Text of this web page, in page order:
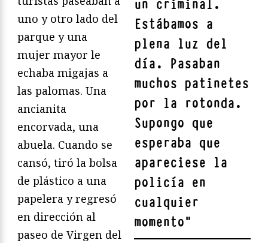
un criminal.
Estábamos a
plena luz del
día. Pasaban
muchos patinetes
por la rotonda.
Supongo que
esperaba que
apareciese la
policía en
cualquier
momento"
uno y otro lado del
parque y una
mujer mayor le
echaba migajas a
las palomas. Una
ancianita
encorvada, una
abuela. Cuando se
cansó, tiró la bolsa
de plástico a una
papelera y regresó
en dirección al
paseo de Virgen del